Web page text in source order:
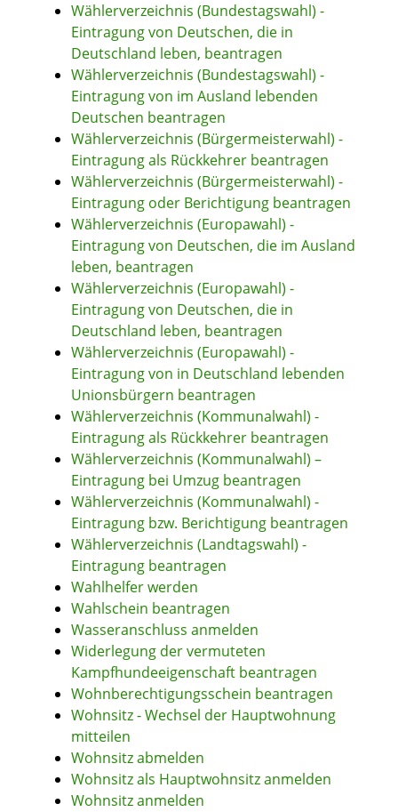
Wählerverzeichnis (Bundestagswahl) -
Eintragung von Deutschen, die in
Deutschland leben, beantragen
Wählerverzeichnis (Bundestagswahl) -
Eintragung von im Ausland lebenden
Deutschen beantragen
Wählerverzeichnis (Bürgermeisterwahl) -
Eintragung als Rückkehrer beantragen
Wählerverzeichnis (Bürgermeisterwahl) -
Eintragung oder Berichtigung beantragen
Wählerverzeichnis (Europawahl) -
Eintragung von Deutschen, die im Ausland
leben, beantragen
Wählerverzeichnis (Europawahl) -
Eintragung von Deutschen, die in
Deutschland leben, beantragen
Wählerverzeichnis (Europawahl) -
Eintragung von in Deutschland lebenden
Unionsbürgern beantragen
Wählerverzeichnis (Kommunalwahl) -
Eintragung als Rückkehrer beantragen
Wählerverzeichnis (Kommunalwahl) –
Eintragung bei Umzug beantragen
Wählerverzeichnis (Kommunalwahl) -
Eintragung bzw. Berichtigung beantragen
Wählerverzeichnis (Landtagswahl) -
Eintragung beantragen
Wahlhelfer werden
Wahlschein beantragen
Wasseranschluss anmelden
Widerlegung der vermuteten
Kampfhundeeigenschaft beantragen
Wohnberechtigungsschein beantragen
Wohnsitz - Wechsel der Hauptwohnung
mitteilen
Wohnsitz abmelden
Wohnsitz als Hauptwohnsitz anmelden
Wohnsitz anmelden